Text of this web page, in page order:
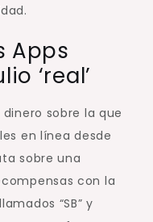
Apps
‘real’
sobre la que
en línea desde
sobre una
con la
“SB” y